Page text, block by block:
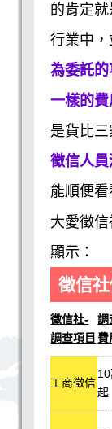
的肯定
行業中
為委託
一樣的費
是貨比
徵信人
能順便
大愛徵
顯示：
徵信
徵信社-
調查項目
調
費
工商徵信
起